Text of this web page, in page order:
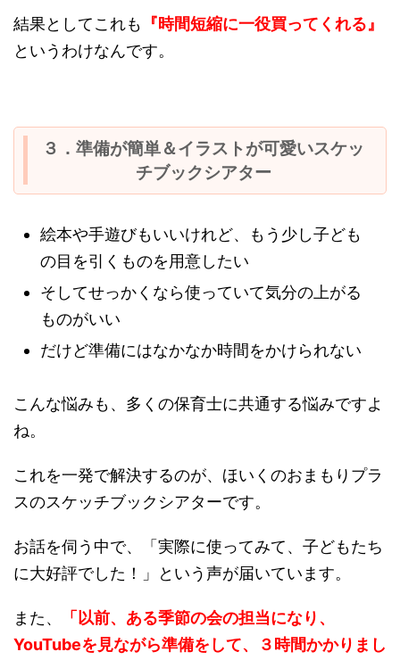
結果としてこれも 『時間短縮に一役買ってくれる』
というわけなんです。
３．準備が簡単＆イラストが可愛いスケッ
チブックシアター
絵本や手遊びもいいけれど、もう少し子ども
の目を引くものを用意したい
そしてせっかくなら使っていて気分の上がる
ものがいい
だけど準備にはなかなか時間をかけられない
こんな悩みも、多くの保育士に共通する悩みですよ
ね。
これを一発で解決するのが、ほいくのおまもりプラ
スのスケッチブックシアターです。
お話を伺う中で、「実際に使ってみて、子どもたち
に大好評でした！」という声が届いています。
また、
「以前、ある季節の会の担当になり、
YouTubeを見ながら準備をして、３時間かかりまし